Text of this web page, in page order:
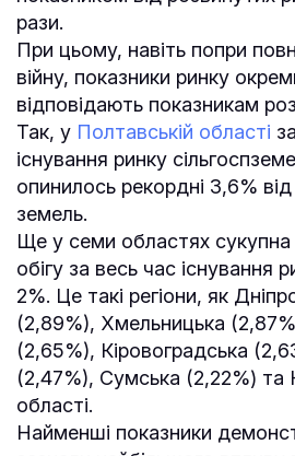
рази.
При цьому, навіть попри
війну, показники ринку
відповідають показникам
Так, у Полтавській області
існування ринку
опинилось рекордні 3,6% від
земель.
Ще у семи областях
обігу за весь час існування
2%. Це такі регіони, як
(2,89%), Хмельницька
(2,65%), Кіровоградська
(2,47%), Сумська (2,22%) та
області.
Найменші показники